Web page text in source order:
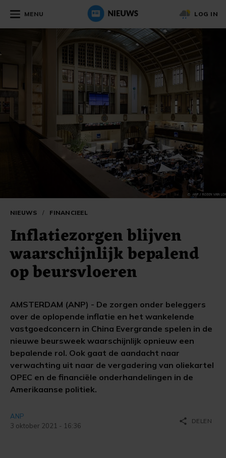
MENU LOG IN
NIEUWS / FINANCIEEL
Inflatiezorgen blijven
waarschijnlijk bepalend
op beursvloeren
AMSTERDAM (ANP) - De zorgen onder beleggers
over de oplopende inflatie en het wankelende
vastgoedconcern in China Evergrande spelen in de
nieuwe beursweek waarschijnlijk opnieuw een
bepalende rol. Ook gaat de aandacht naar
verwachting uit naar de vergadering van oliekartel
OPEC en de financiële onderhandelingen in de
Amerikaanse politiek.
ANP
3 oktober 2021 - 16:36
share DELEN